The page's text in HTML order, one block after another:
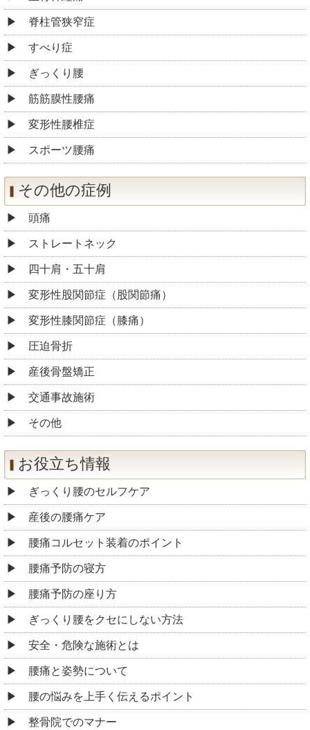
脊柱管狭窄症
すべり症
ぎっくり腰
筋筋膜性腰痛
変形性腰椎症
スポーツ腰痛
その他の症例
頭痛
ストレートネック
四十肩・五十肩
変形性股関節症（股関節痛）
変形性膝関節症（膝痛）
圧迫骨折
産後骨盤矯正
交通事故施術
その他
お役立ち情報
ぎっくり腰のセルフケア
産後の腰痛ケア
腰痛コルセット装着のポイント
腰痛予防の寝方
腰痛予防の座り方
ぎっくり腰をクセにしない方法
安全・危険な施術とは
腰痛と姿勢について
腰の悩みを上手く伝えるポイント
整骨院でのマナー